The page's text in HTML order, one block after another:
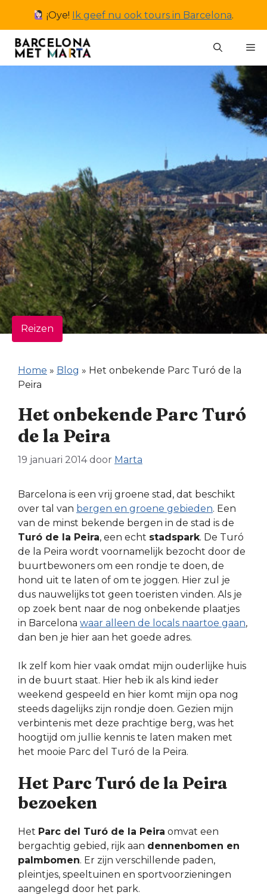
inhoud
¡Oye! Ik geef nu ook tours in Barcelona.
Reizen
Home » Blog » Het onbekende Parc Turó de la
Peira
Het onbekende Parc Turó
de la Peira
19 januari 2014 door Marta
Barcelona is een vrij groene stad, dat beschikt
over tal van bergen en groene gebieden. Een
van de minst bekende bergen in de stad is de
Turó de la Peira, een echt stadspark. De Turó
de la Peira wordt voornamelijk bezocht door de
buurtbewoners om een rondje te doen, de
hond uit te laten of om te joggen. Hier zul je
dus nauwelijks tot geen toeristen vinden. Als je
op zoek bent naar de nog onbekende plaatjes
in Barcelona waar alleen de locals naartoe gaan,
dan ben je hier aan het goede adres.
Ik zelf kom hier vaak omdat mijn ouderlijke huis
in de buurt staat. Hier heb ik als kind ieder
weekend gespeeld en hier komt mijn opa nog
steeds dagelijks zijn rondje doen. Gezien mijn
verbintenis met deze prachtige berg, was het
hoogtijd om jullie kennis te laten maken met
het mooie Parc del Turó de la Peira.
Het Parc Turó de la Peira
bezoeken
Het Parc del Turó de la Peira omvat een
bergachtig gebied, rijk aan dennenbomen en
palmbomen. Er zijn verschillende paden,
pleintjes, speeltuinen en sportvoorzieningen
aangelegd door het park.